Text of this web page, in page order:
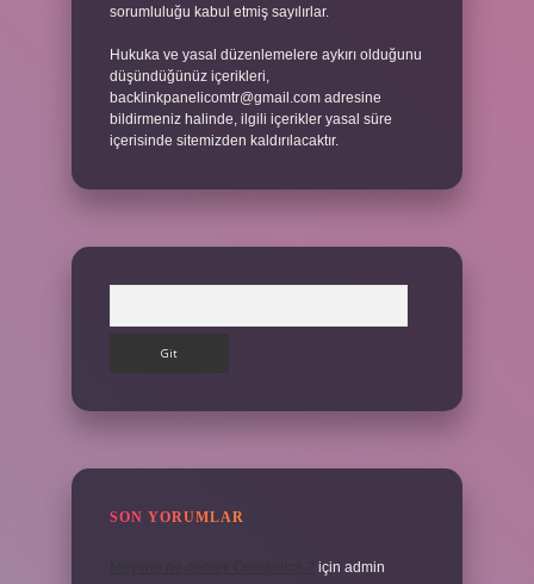
sorumluluğu kabul etmiş sayılırlar.
Hukuka ve yasal düzenlemelere aykırı olduğunu
düşündüğünüz içerikleri,
backlinkpanelicomtr@gmail.com adresine
bildirmeniz halinde, ilgili içerikler yasal süre
içerisinde sitemizden kaldırılacaktır.
SON YORUMLAR
için admin